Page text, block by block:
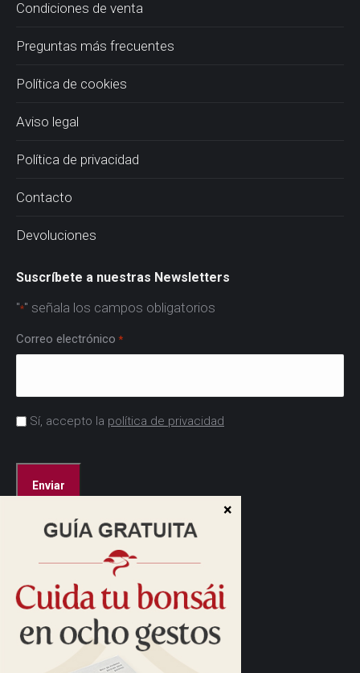
Condiciones de venta
Preguntas más frecuentes
Política de cookies
Aviso legal
Política de privacidad
Contacto
Devoluciones
Suscríbete a nuestras Newsletters
"*" señala los campos obligatorios
Correo electrónico *
Acuerdo
Sí, accepto la política de privacidad
Dirección:
Cam. de las Caudalosas, s/n
28690 Brunete, Madrid
Cómo llegar>